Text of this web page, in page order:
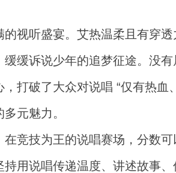
视听盛宴。艾热温柔且有穿
缓诉说少年的追梦征途。没
打破了大众对说唱 “仅有热血
元魅力。
竞技为王的说唱赛场，分数
用说唱传递温度、讲述故事